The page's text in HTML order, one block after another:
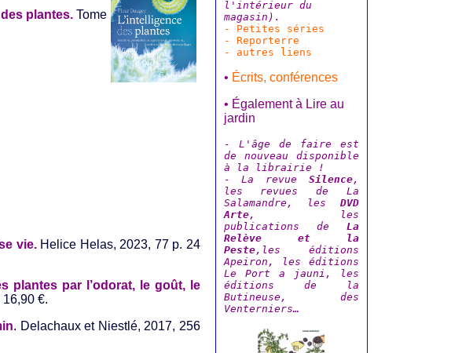
l'intérieur du
magasin).
- Petites séries
- Reporterre
- autres liens
• Écrits, conférences
• Également à Lire au
jardin
- L'âge de faire est
de nouveau disponible
à la librairie !
- La revue Silence,
les revues de La
Salamandre, les DVD
Arte, les
publications de La
Relève et la
Peste,les éditions
Apeiron, les éditions
Le Port a jauni, les
éditions de la
Butineuse, des
Venterniers…
plantes.Tome
vie. Helice Helas, 2023, 77 p. 24
plantes par l’odorat, le goût, le
€.
. Delachaux et Niestlé, 2017, 256